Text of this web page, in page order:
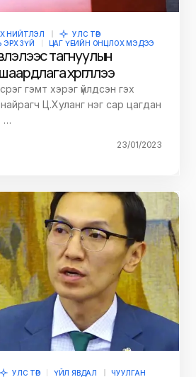
НИЙТЛЭЛ
УЛС ТӨР
ЭРХ ЗҮЙ ЦАГ ҮЕИЙН ОНЦЛОХ МЭДЭЭ
тагнуулын
хүргүүллээ
гэмт хэрэг үйлдсэн гэх
Ц.Хуланг нэг сар цагдан
…
23/01/2023
УЛС ТӨР ҮЙЛ ЯВДАЛ ЧУУЛГАН